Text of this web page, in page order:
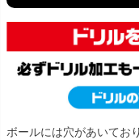
ボールには穴があいてお